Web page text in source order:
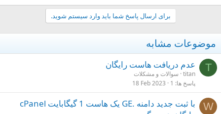
برای ارسال پاسخ شما باید وارد سیستم شوید.
موضوعات مشابه
T عدم دریافت هاست رایگان
titan سوالات و مشکلات
پاسخ ها 1
18 Feb 2023
W
با ثبت جدید دامنه .GE یک هاست 1 گیگابایت cPanel